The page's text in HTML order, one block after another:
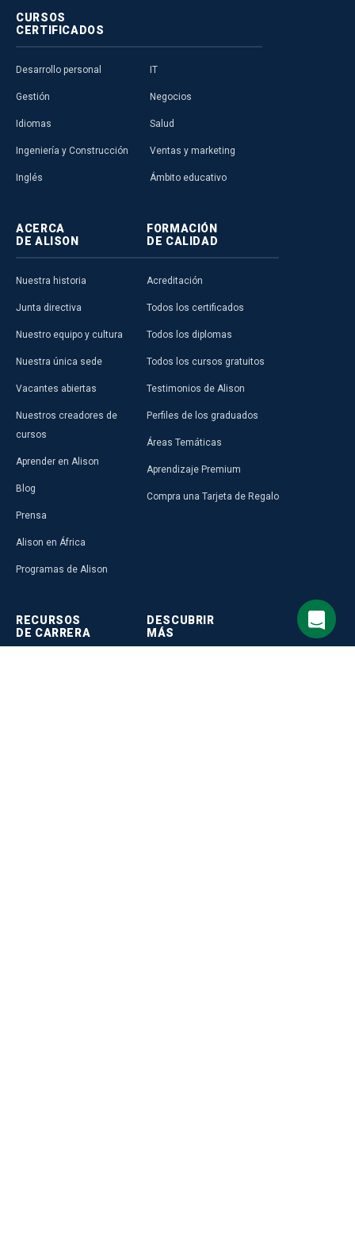
CURSOS
CERTIFICADOS
Desarrollo personal
Gestión
Idiomas
Ingeniería y Construcción
Inglés
IT
Negocios
Salud
Ventas y marketing
Ámbito educativo
ACERCA
DE ALISON
Nuestra historia
Junta directiva
Nuestro equipo y cultura
Nuestra única sede
Vacantes abiertas
Nuestros creadores de
cursos
Aprender en Alison
Blog
Prensa
Alison en África
Programas de Alison
FORMACIÓN
DE CALIDAD
Acreditación
Todos los certificados
Todos los diplomas
Todos los cursos gratuitos
Testimonios de Alison
Perfiles de los graduados
Áreas Temáticas
Aprendizaje Premium
Compra una Tarjeta de Regalo
RECURSOS
DE CARRERA
DESCUBRIR
MÁS